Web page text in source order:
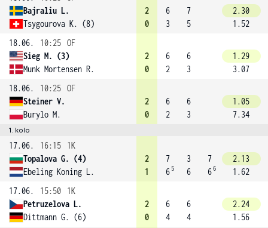
Bajraliu L.
Tsygourova K. (8)
2
0
6
3
7
5
2.30
1.52
18.06.
10:25 OF
Sieg M. (3)
Munk Mortensen R.
2
0
6
2
6
3
1.29
3.07
18.06.
10:25 OF
Steiner V.
Burylo M.
2
0
6
2
6
3
1.05
7.34
1. kolo
17.06. 16:15
1K
Topalova G. (4)
Ebeling Koning L.
2
1
7
6 5
3
6
7
66
2.13
1.62
17.06.
15:50
1K
Petruzelova L.
Dittmann G. (6)
2
0
6
4
6
4
2.24
1.56